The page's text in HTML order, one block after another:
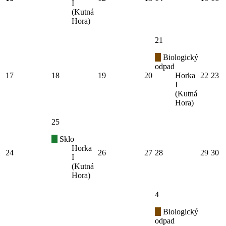
I
(Kutná
Hora)
17 18 19 20
21
Biologický
odpad
Horka
I
(Kutná
Hora)
22 23
24
25
Sklo
Horka
I
(Kutná
Hora)
26 27 28 29 30
4
Biologický
odpad